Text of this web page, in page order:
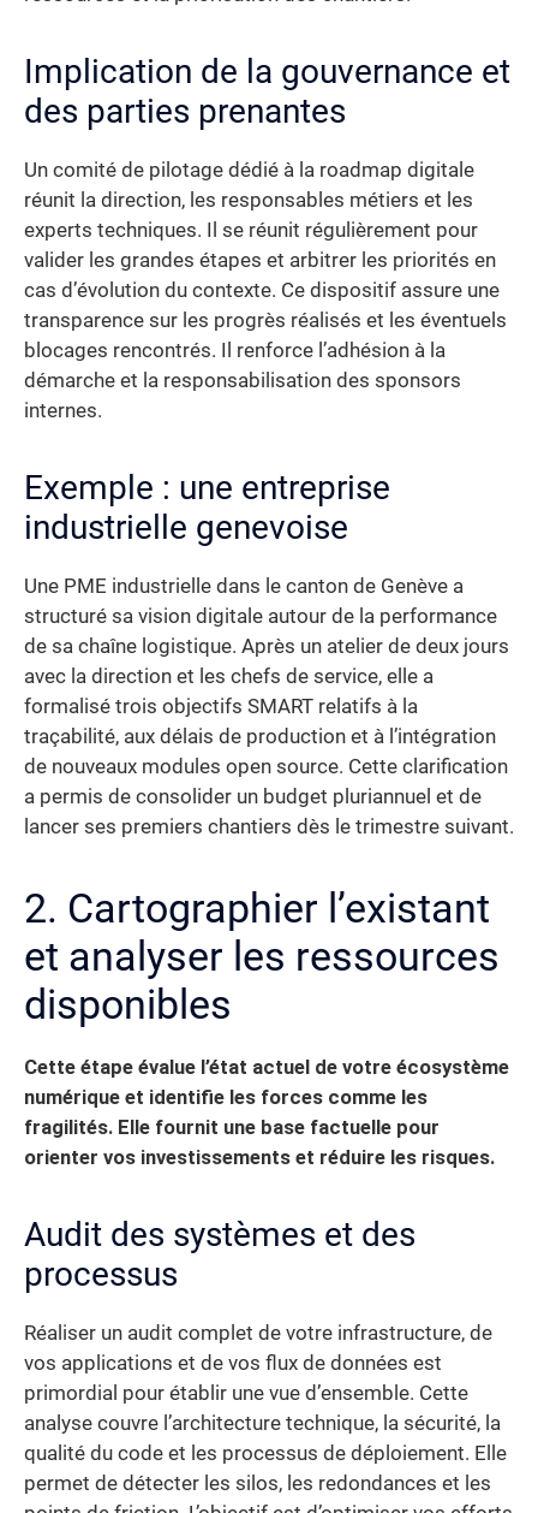
Implication de la gouvernance et
des parties prenantes
Un comité de pilotage dédié à la roadmap digitale
réunit la direction, les responsables métiers et les
experts techniques. Il se réunit régulièrement pour
valider les grandes étapes et arbitrer les priorités en
cas d’évolution du contexte. Ce dispositif assure une
transparence sur les progrès réalisés et les éventuels
blocages rencontrés. Il renforce l’adhésion à la
démarche et la responsabilisation des sponsors
internes.
Exemple : une entreprise
industrielle genevoise
Une PME industrielle dans le canton de Genève a
structuré sa vision digitale autour de la performance
de sa chaîne logistique. Après un atelier de deux jours
avec la direction et les chefs de service, elle a
formalisé trois objectifs SMART relatifs à la
traçabilité, aux délais de production et à l’intégration
de nouveaux modules open source. Cette clarification
a permis de consolider un budget pluriannuel et de
lancer ses premiers chantiers dès le trimestre suivant.
2. Cartographier l’existant
et analyser les ressources
disponibles
Cette étape évalue l’état actuel de votre écosystème
numérique et identifie les forces comme les
fragilités. Elle fournit une base factuelle pour
orienter vos investissements et réduire les risques.
Audit des systèmes et des
processus
Réaliser un audit complet de votre infrastructure, de
vos applications et de vos flux de données est
primordial pour établir une vue d’ensemble. Cette
analyse couvre l’architecture technique, la sécurité, la
qualité du code et les processus de déploiement. Elle
permet de détecter les silos, les redondances et les